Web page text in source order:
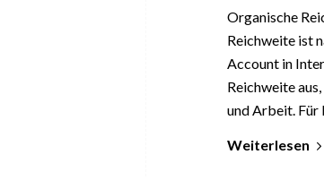
Organische
Reichweite ist
Account in
Reichweite
und Arbeit.
Weiterlesen